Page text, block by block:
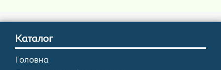
Каталог
Головна